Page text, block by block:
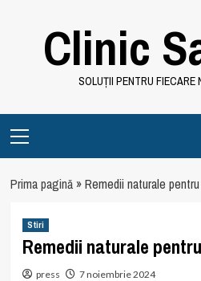
Clinic
SOLUȚII PENTRU FIECARE
Menu
Prima pagină»Remedii naturale
Stiri
Remedii naturale
press 7 noiembrie 2024